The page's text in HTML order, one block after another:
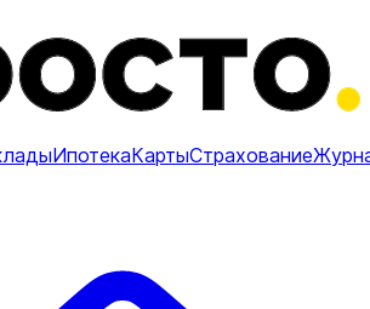
ИпотекаКартыСтрахование